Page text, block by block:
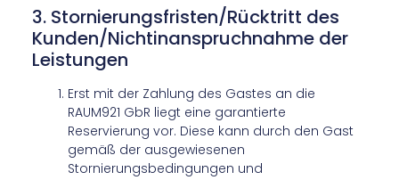
3. Stornierungsfristen/Rücktritt des
Kunden/Nichtinanspruchnahme der
Leistungen
Erst mit der Zahlung des Gastes an die
RAUM921 GbR liegt eine garantierte
Reservierung vor. Diese kann durch den Gast
gemäß der ausgewiesenen
Stornierungsbedingungen und